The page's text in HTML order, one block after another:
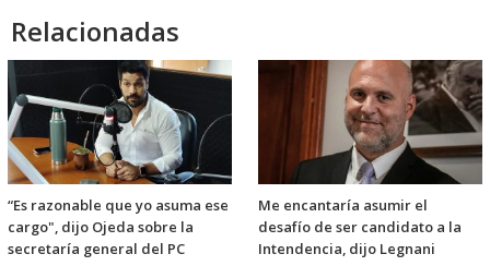
Relacionadas
“Es razonable que yo asuma ese
cargo", dijo Ojeda sobre la
secretaría general del PC
Me encantaría asumir el
desafío de ser candidato a la
Intendencia, dijo Legnani